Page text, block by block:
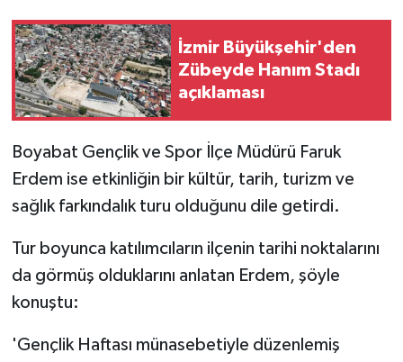
İzmir Büyükşehir'den
Zübeyde Hanım Stadı
açıklaması
Boyabat Gençlik ve Spor İlçe Müdürü Faruk
Erdem ise etkinliğin bir kültür, tarih, turizm ve
sağlık farkındalık turu olduğunu dile getirdi.
Tur boyunca katılımcıların ilçenin tarihi noktalarını
da görmüş olduklarını anlatan Erdem, şöyle
konuştu:
'Gençlik Haftası münasebetiyle düzenlemiş